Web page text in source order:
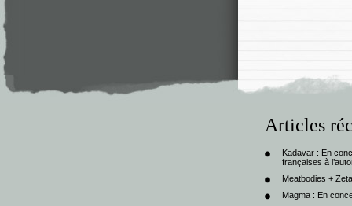
Articles
Kadavar : En
françaises à
Meatbodies +
Magma : En